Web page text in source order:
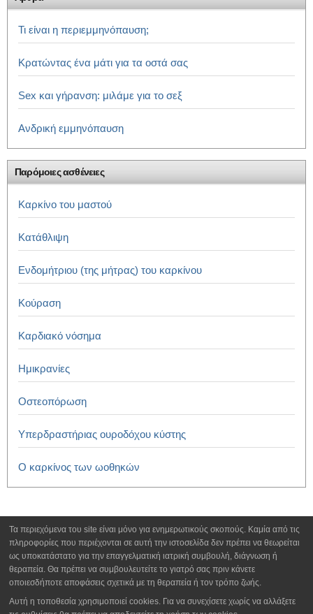
Τι είναι η περιεμμηνόπαυση;
Κρατώντας ένα μάτι για τα οστά σας
Sex και γήρανση: μιλάμε για το σεξ
Ανδρική εμμηνόπαυση
Παρόμοιες ασθένειες
Καρκίνο του μαστού
Κατάθλιψη
Ενδομήτριου (της μήτρας) του καρκίνου
Κούραση
Καρδιακό νόσημα
Ημικρανίες
Οστεοπόρωση
Υπερδραστήριας ουροδόχου κύστης
Ο καρκίνος των ωοθηκών
Τα περιεχόμενα του site είναι μόνο για ενημερωτικούς σκοπούς. Καμία από τις
πληροφορίες που περιέχονται σε αυτή την ιστοσελίδα δεν πρέπει να θεωρείται
ως υποκατάστατο για την επαγγελματική ιατρική συμβουλή, διάγνωση ή
θεραπεία. Θα πρέπει να συμβουλευτείτε το γιατρό σας πριν κάνετε
οποιεσδήποτε αποφάσεις σχετικά με τη θεραπεία ή τον τρόπο ζωής.
Αυτή η τοποθεσία χρησιμοποιεί cookies. Για να συνεχίσετε χωρίς να αλλάξετε